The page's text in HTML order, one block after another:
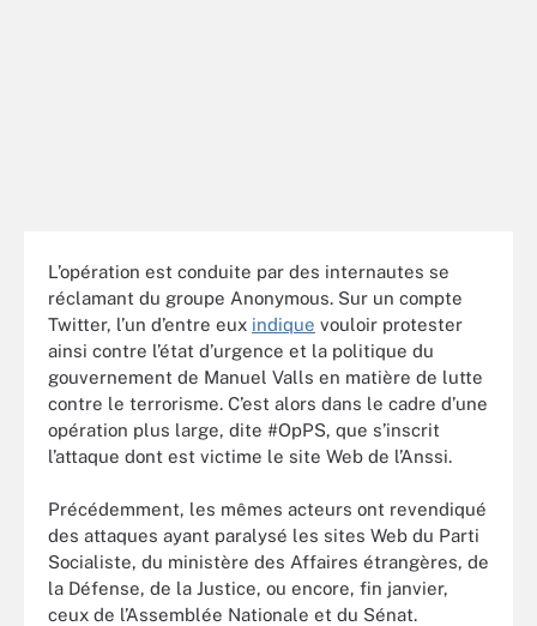
L’opération est conduite par des internautes se
réclamant du groupe Anonymous. Sur un compte
Twitter, l’un d’entre eux indique vouloir protester
ainsi contre l’état d’urgence et la politique du
gouvernement de Manuel Valls en matière de lutte
contre le terrorisme. C’est alors dans le cadre d’une
opération plus large, dite #OpPS, que s’inscrit
l’attaque dont est victime le site Web de l’Anssi.
Précédemment, les mêmes acteurs ont revendiqué
des attaques ayant paralysé les sites Web du Parti
Socialiste, du ministère des Affaires étrangères, de
la Défense, de la Justice, ou encore, fin janvier,
ceux de l’Assemblée Nationale et du Sénat.